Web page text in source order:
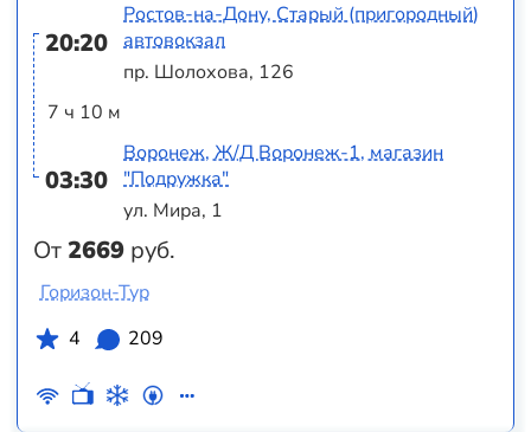
20:20
7 ч 10 м
03:30
От2669 руб.
Ростов-на-Дону, Старый (пригородный)
автовокзал
пр. Шолохова, 126
Воронеж, Ж/Д Воронеж-1, магазин
"Подружка"
ул. Мира, 1
Горизон-Тур
4
209